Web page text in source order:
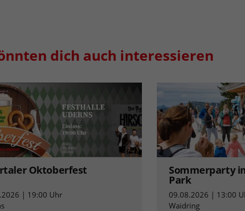
dich auch interessieren
Oktoberfest
| 19:00 Uhr
Sommerparty
Park
09.08.2026 | 13:00
Waidring